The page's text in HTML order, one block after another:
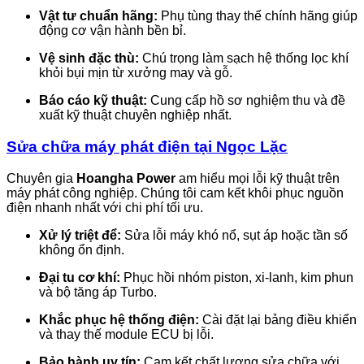
Vật tư chuẩn hãng: Phụ tùng thay thế chính hãng giúp
động cơ vận hành bền bỉ.
Vệ sinh đặc thù: Chú trọng làm sạch hệ thống lọc khí
khỏi bụi mịn từ xưởng may và gỗ.
Báo cáo kỹ thuật: Cung cấp hồ sơ nghiệm thu và đề
xuất kỹ thuật chuyên nghiệp nhất.
Sửa chữa máy phát điện tại Ngọc Lặc
Chuyên gia Hoangha Power am hiểu mọi lỗi kỹ thuật trên
máy phát công nghiệp. Chúng tôi cam kết khôi phục nguồn
điện nhanh nhất với chi phí tối ưu.
Xử lý triệt để: Sửa lỗi máy khó nổ, sụt áp hoặc tần số
không ổn định.
Đại tu cơ khí: Phục hồi nhóm piston, xi-lanh, kim phun
và bộ tăng áp Turbo.
Khắc phục hệ thống điện: Cài đặt lại bảng điều khiển
và thay thế module ECU bị lỗi.